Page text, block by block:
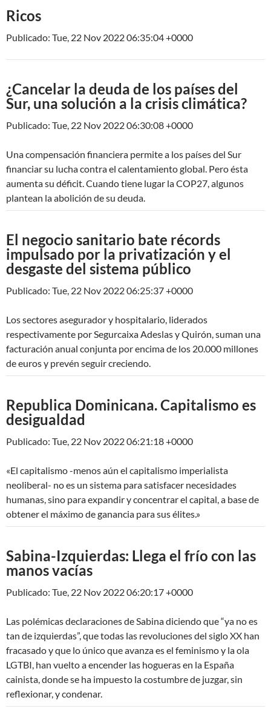
Ricos
Publicado: Tue, 22 Nov 2022 06:35:04 +0000
¿Cancelar la deuda de los países del
Sur, una solución a la crisis climática?
Publicado: Tue, 22 Nov 2022 06:30:08 +0000
Una compensación financiera permite a los países del Sur
financiar su lucha contra el calentamiento global. Pero ésta
aumenta su déficit. Cuando tiene lugar la COP27, algunos
plantean la abolición de su deuda.
El negocio sanitario bate récords
impulsado por la privatización y el
desgaste del sistema público
Publicado: Tue, 22 Nov 2022 06:25:37 +0000
Los sectores asegurador y hospitalario, liderados
respectivamente por Segurcaixa Adeslas y Quirón, suman una
facturación anual conjunta por encima de los 20.000 millones
de euros y prevén seguir creciendo.
Republica Dominicana. Capitalismo es
desigualdad
Publicado: Tue, 22 Nov 2022 06:21:18 +0000
«El capitalismo -menos aún el capitalismo imperialista
neoliberal- no es un sistema para satisfacer necesidades
humanas, sino para expandir y concentrar el capital, a base de
obtener el máximo de ganancia para sus élites.»
Sabina-Izquierdas: Llega el frío con las
manos vacías
Publicado: Tue, 22 Nov 2022 06:20:17 +0000
Las polémicas declaraciones de Sabina diciendo que “ya no es
tan de izquierdas”, que todas las revoluciones del siglo XX han
fracasado y que lo único que avanza es el feminismo y la ola
LGTBI, han vuelto a encender las hogueras en la España
cainista, donde se ha impuesto la costumbre de juzgar, sin
reflexionar, y condenar.